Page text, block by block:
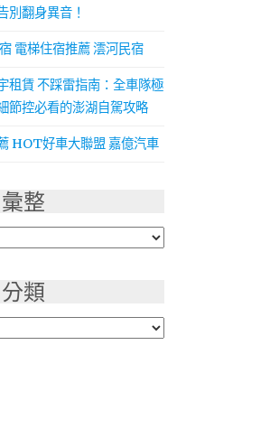
別翻身異音！
電梯住宿推薦 澐河民宿
租賃 不踩雷指南：全車隊極
節控必看的澎湖自駕攻略
HOT好車大聯盟 嘉億汽車
彙整
分類